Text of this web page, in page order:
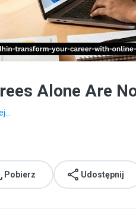
Alone Are
Pobierz Udostępnij